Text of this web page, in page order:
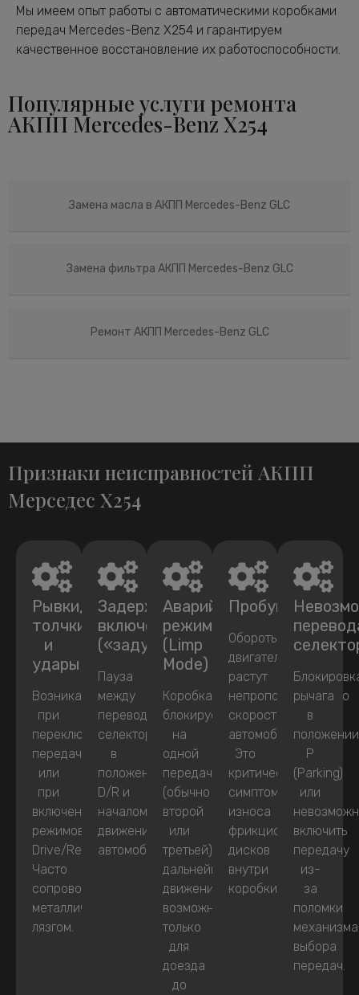
Мы имеем опыт работы с автоматическими коробками
передач Mercedes-Benz X254 и гарантируем
качественное восстановление их работоспособности.
Популярные услуги ремонта
АКПП Mercedes-Benz X254
Замена масла в АКПП Mercedes-Benz GLC
Замена фильтра АКПП Mercedes-Benz GLC
Ремонт АКПП Mercedes-Benz GLC
Признаки неисправностей АКПП
Мерседес X254
Рывки,
толчки
и
удары
Возникают
при
переключении
передач
или
при
включении
режимов
Drive/Reverse.
Часто
сопровождаются
металлическим
лязгом.
Задержки
включения
(«задумчивость»)
Пауза
между
переводом
селектора
в
положение
D/R и
началом
движения
автомобиля.
Аварийный
режим
(Limp
Mode)
Коробка
блокируется
на
одной
передаче
(обычно
второй
или
третьей),
дальнейшее
движение
возможно
только
для
доезда
до
Пробуксовка
Обороты
двигателя
растут
непропорционально
скорости
автомобиля.
Это
критический
симптом
износа
фрикционных
дисков
внутри
коробки.
рычага
в
положении
P
(Parking)
или
включить
передачу
из-
за
поломки
механизма
выбора
передач.